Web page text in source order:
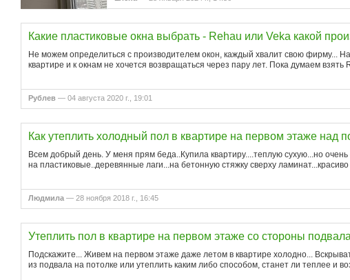
Какие пластиковые окна выбрать - Rehau или Veka какой
Не можем определиться с производителем окон, каждый хвалит свою фирму...
квартире и к окнам не хочется возвращаться через пару лет. Пока думаем
Рублев — 04 августа 2020 г., 19:01
Как утеплить холодный пол в квартире на первом этаже над
Всем добрый день. У меня прям беда..Купила квартиру....теплую сухую...но
на пластиковые..деревянные лаги...на бетонную стяжку сверху
Людмила — 28 ноября 2018 г., 16:45
Утеплить пол в квартире на первом этаже со стороны
Подскажите... Живем на первом этаже даже летом в квартире холодно...
из подвала на потолке или утеплить каким либо способом, станет ли теплее и